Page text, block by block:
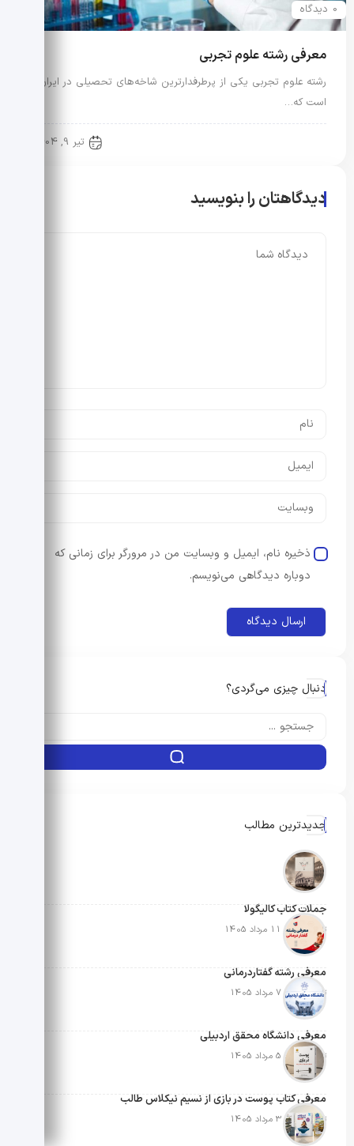
0 دیدگاه
معرفی رشته علوم تجربی
رشته علوم تجربی یکی از پرطرفدارترین شاخه‌های تحصیلی در ایران
است که…
تیر 9, 1404
دیدگاهتان را بنویسید
ذخیره نام، ایمیل و وبسایت من در مرورگر برای زمانی که
دوباره دیدگاهی می‌نویسم.
دنبال چیزی می‌گردی؟
جدیدترین مطالب
جملات کتاب کالیگولا
تاریخ انتشار: 11 مرداد 1405
معرفی رشته گفتاردرمانی
تاریخ انتشار: 7 مرداد 1405
معرفی دانشگاه محقق اردبیلی
تاریخ انتشار: 5 مرداد 1405
معرفی کتاب پوست در بازی از نسیم نیکلاس طالب
تاریخ انتشار: 3 مرداد 1405